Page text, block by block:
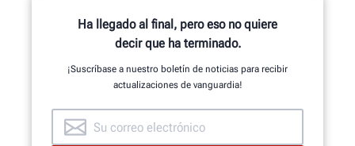
Ha llegado al final, pero eso no quiere
decir que ha terminado.
¡Suscríbase a nuestro boletín de noticias para recibir
actualizaciones de vanguardia!